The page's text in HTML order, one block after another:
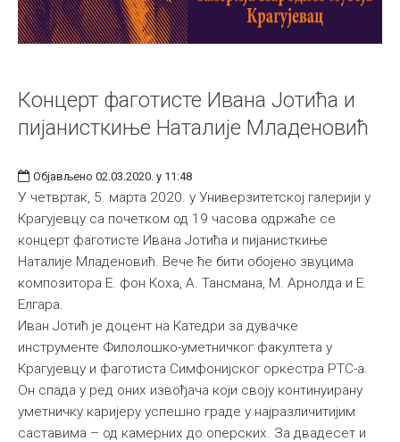
Концерт фаготисте Ивана Јотића и
пијанисткиње Наталије Младеновић
Објављено 02.03.2020. у 11:48
У четвртак, 5. марта 2020. у Универзитетској галерији у
Крагујевцу са почетком од 19 часова одржаће се
концерт фаготисте Ивана Јотића и пијанисткиње
Наталије Младеновић. Вече ће бити обојено звуцима
композитора Е. фон Коха, А. Тансмана, М. Арнолда и Е.
Елгара.
Иван Јотић је доцент на Катедри за дувачке
инструменте Филолошко-уметничког факултета у
Крагујевцу и фаготиста Симфонијског оркестра РТС-а.
Он спада у ред оних извођача који своју континуирану
уметничку каријеру успешно граде у најразличитијим
саставима – од камерних до оперских. За двадесет и